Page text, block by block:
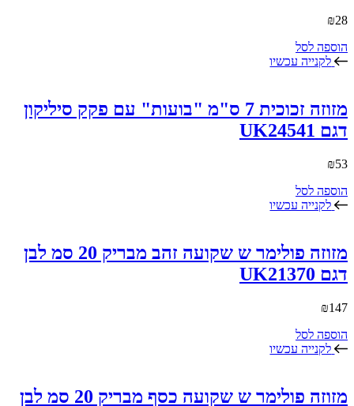
₪28
הוספה לסל
לקנייה עכשיו
מזוזה זכוכית 7 ס"מ "בועות" עם פקק סיליקון
דגם UK24541
₪53
הוספה לסל
לקנייה עכשיו
מזוזה פולימר ש שקועה זהב מבריק 20 סמ לבן
דגם UK21370
₪147
הוספה לסל
לקנייה עכשיו
מזוזה פולימר ש שקועה כסף מבריק 20 סמ לבן